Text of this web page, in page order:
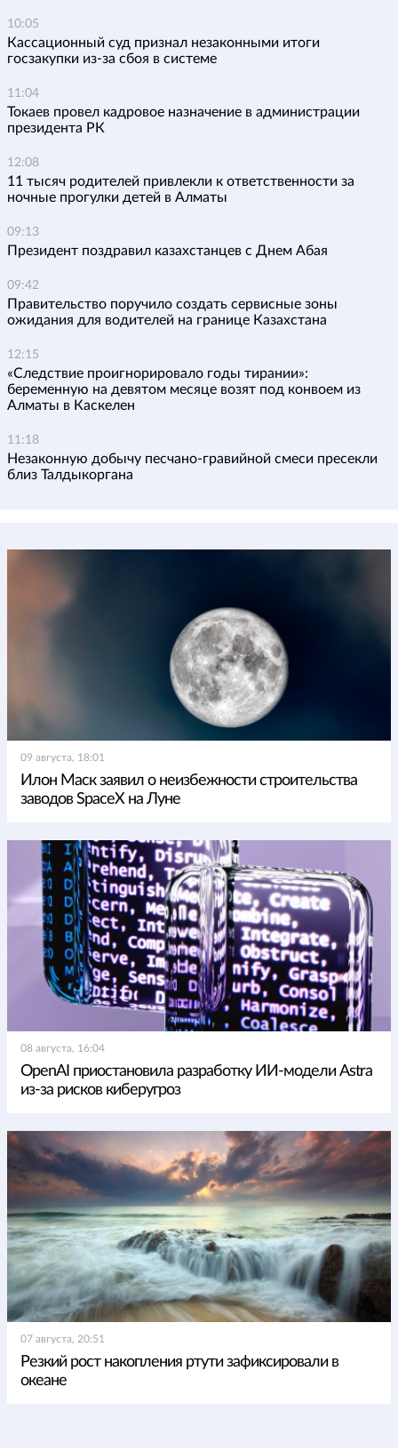
10:05
Кассационный суд признал незаконными итоги
госзакупки из-за сбоя в системе
11:04
Токаев провел кадровое назначение в администрации
президента РК
12:08
11 тысяч родителей привлекли к ответственности за
ночные прогулки детей в Алматы
09:13
Президент поздравил казахстанцев с Днем Абая
09:42
Правительство поручило создать сервисные зоны
ожидания для водителей на границе Казахстана
12:15
«Следствие проигнорировало годы тирании»:
беременную на девятом месяце возят под конвоем из
Алматы в Каскелен
11:18
Незаконную добычу песчано-гравийной смеси пресекли
близ Талдыкоргана
09 августа, 18:01
Илон Маск заявил о неизбежности строительства
заводов SpaceX на Луне
08 августа, 16:04
OpenAI приостановила разработку ИИ-модели Astra
из-за рисков киберугроз
07 августа, 20:51
Резкий рост накопления ртути зафиксировали в
океане